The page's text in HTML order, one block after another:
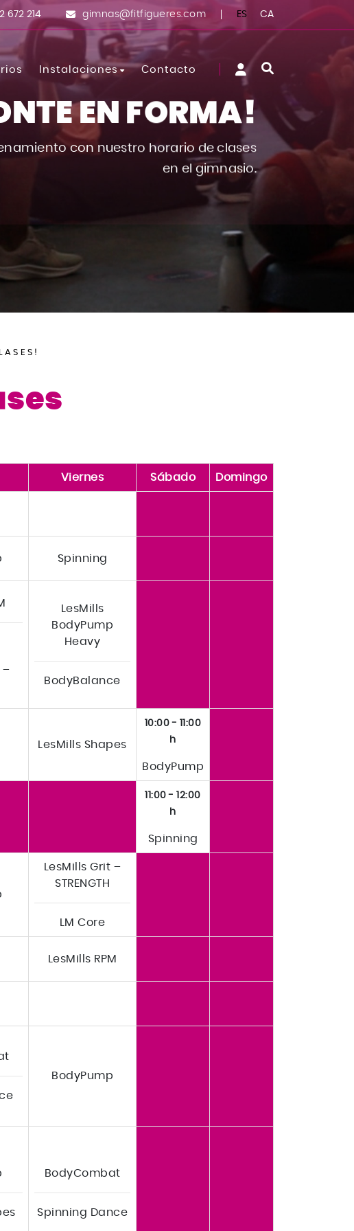
672 214 gimnas@fitfigueres.com ES CA
Instalaciones
Sala Spinning
Zona Cardiovascular
Sala Entrenamiento Funcional
Contacto
EN FORMA!
con nuestro horario de clases
en el gimnasio.
Viernes Sábado Domingo
Spinning
–
LesMills
BodyPump
Heavy
BodyBalance
LesMills Shapes
10:00 - 11:00
h
BodyPump
11:00 - 12:00
h
Spinning
LesMills Grit –
STRENGTH
LM Core
LesMills RPM
BodyPump
BodyCombat
Spinning Dance